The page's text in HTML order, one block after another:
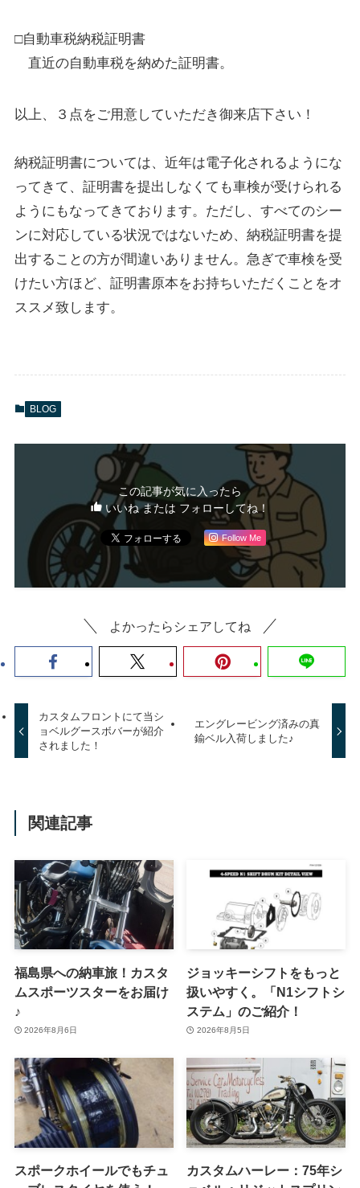
□自動車税納税証明書
直近の自動車税を納めた証明書。
以上、３点をご用意していただき御来店下さい！
納税証明書については、近年は電子化されるようにな
ってきて、証明書を提出しなくても車検が受けられる
ようにもなってきております。ただし、すべてのシー
ンに対応している状況ではないため、納税証明書を提
出することの方が間違いありません。急ぎで車検を受
けたい方ほど、証明書原本をお持ちいただくことをオ
ススメ致します。
BLOG
この記事が気に入ったら
いいね または フォローしてね！
Follow Me
よかったらシェアしてね
カスタムフロントにて当シ
ョベルグースボバーが紹介
されました！
エングレービング済みの真
鍮ベル入荷しました♪
関連記事
福島県への納車旅！カスタ
ムスポーツスターをお届け
♪
2026年8月6日
ジョッキーシフトをもっと
扱いやすく。「N1シフトシ
ステム」のご紹介！
2026年8月5日
スポークホイールでもチュ
カスタムハーレー：75年シ